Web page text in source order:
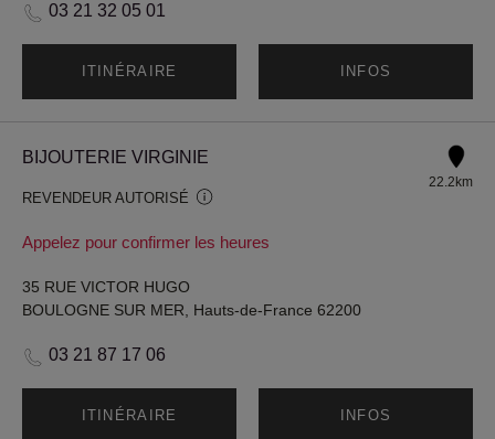
03 21 32 05 01
ITINÉRAIRE INFOS
BIJOUTERIE VIRGINIE
REVENDEUR AUTORISÉ
Appelez pour confirmer les heures
22.2km
35 RUE VICTOR HUGO
BOULOGNE SUR MER, Hauts-de-France 62200
03 21 87 17 06
ITINÉRAIRE INFOS